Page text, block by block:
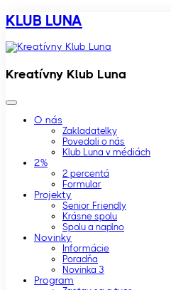
KLUB LUNA
Kreatívny Klub Luna
O nás
Zakladatelky
Povedali o nás
Klub Luna v médiách
2%
2 percentá
Formular
Projekty
Senior Friendly
Krásne spolu
Spolu a naplno
Novinky
Informácie
Poradňa
Novinka 3
Program